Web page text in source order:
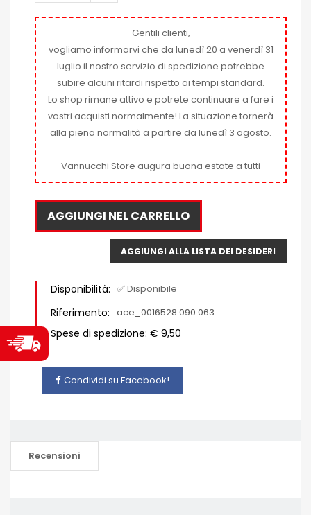
Gentili clienti,
vogliamo informarvi che da lunedì 20 a venerdì 31
luglio il nostro servizio di spedizione potrebbe
subire alcuni ritardi rispetto ai tempi standard.
Lo shop rimane attivo e potrete continuare a fare i
vostri acquisti normalmente! La situazione tornerà
alla piena normalità a partire da lunedì 3 agosto.
Vannucchi Store augura buona estate a tutti
AGGIUNGI NEL CARRELLO
AGGIUNGI ALLA LISTA DEI DESIDERI
Disponibilità: ✅ Disponibile
Riferimento: ace_0016528.090.063
Spese di spedizione: € 9,50
Condividi su Facebook!
Recensioni